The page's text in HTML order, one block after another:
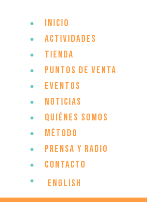
Inicio
Actividades
Tienda
Puntos de venta
Eventos
Noticias
Quiénes somos
Método
Prensa y Radio
Contacto
English